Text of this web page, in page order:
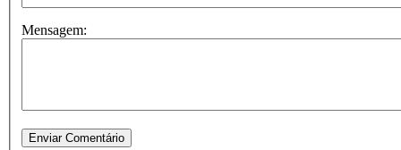
Mensagem: